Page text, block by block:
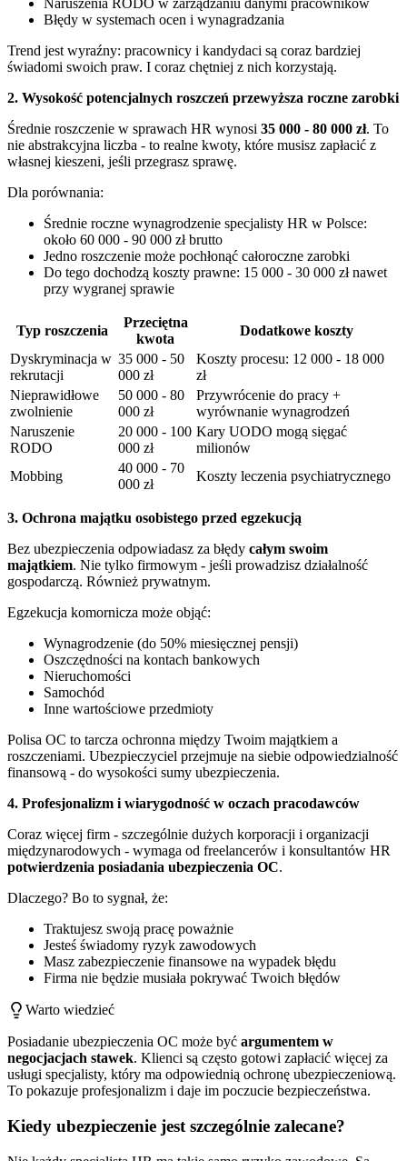
Naruszenia RODO w zarządzaniu danymi pracowników
Błędy w systemach ocen i wynagradzania
Trend jest wyraźny: pracownicy i kandydaci są coraz bardziej
świadomi swoich praw. I coraz chętniej z nich korzystają.
2. Wysokość potencjalnych roszczeń przewyższa roczne zarobki
Średnie roszczenie w sprawach HR wynosi 35 000 - 80 000 zł. To
nie abstrakcyjna liczba - to realne kwoty, które musisz zapłacić z
własnej kieszeni, jeśli przegrasz sprawę.
Dla porównania:
Średnie roczne wynagrodzenie specjalisty HR w Polsce:
około 60 000 - 90 000 zł brutto
Jedno roszczenie może pochłonąć całoroczne zarobki
Do tego dochodzą koszty prawne: 15 000 - 30 000 zł nawet
przy wygranej sprawie
Typ roszczenia
Przeciętna
kwota
Dodatkowe koszty
Dyskryminacja w
rekrutacji
35 000 - 50
000 zł
Koszty procesu: 12 000 - 18 000
zł
Nieprawidłowe
zwolnienie
50 000 - 80
000 zł
Przywrócenie do pracy +
wyrównanie wynagrodzeń
Naruszenie
RODO
20 000 - 100
000 zł
Kary UODO mogą sięgać
milionów
Mobbing
40 000 - 70
000 zł
Koszty leczenia psychiatrycznego
3. Ochrona majątku osobistego przed egzekucją
Bez ubezpieczenia odpowiadasz za błędy całym swoim
majątkiem. Nie tylko firmowym - jeśli prowadzisz działalność
gospodarczą. Również prywatnym.
Egzekucja komornicza może objąć:
Wynagrodzenie (do 50% miesięcznej pensji)
Oszczędności na kontach bankowych
Nieruchomości
Samochód
Inne wartościowe przedmioty
Polisa OC to tarcza ochronna między Twoim majątkiem a
roszczeniami. Ubezpieczyciel przejmuje na siebie odpowiedzialność
finansową - do wysokości sumy ubezpieczenia.
4. Profesjonalizm i wiarygodność w oczach pracodawców
Coraz więcej firm - szczególnie dużych korporacji i organizacji
międzynarodowych - wymaga od freelancerów i konsultantów HR
potwierdzenia posiadania ubezpieczenia OC.
Dlaczego? Bo to sygnał, że:
Traktujesz swoją pracę poważnie
Jesteś świadomy ryzyk zawodowych
Masz zabezpieczenie finansowe na wypadek błędu
Firma nie będzie musiała pokrywać Twoich błędów
Warto wiedzieć
Posiadanie ubezpieczenia OC może być argumentem w
negocjacjach stawek. Klienci są często gotowi zapłacić więcej za
usługi specjalisty, który ma odpowiednią ochronę ubezpieczeniową.
To pokazuje profesjonalizm i daje im poczucie bezpieczeństwa.
Kiedy ubezpieczenie jest szczególnie zalecane?